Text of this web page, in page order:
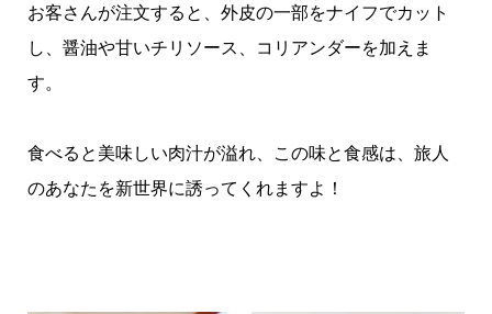
お客さんが注文すると、外皮の一部をナイフでカット
し、醤油や甘いチリソース、コリアンダーを加えま
す。
食べると美味しい肉汁が溢れ、この味と食感は、旅人
のあなたを新世界に誘ってくれますよ！